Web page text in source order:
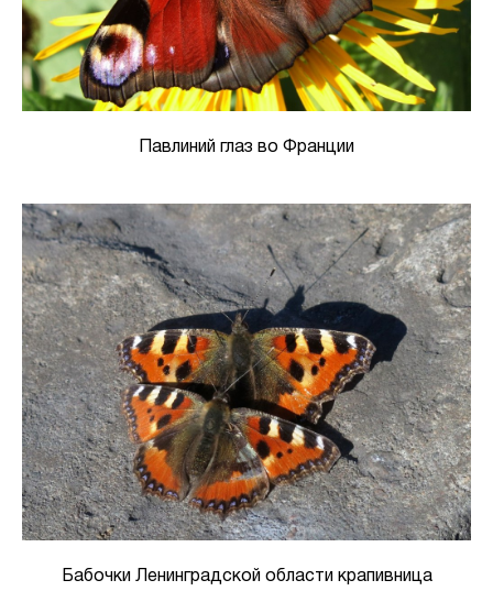
Павлиний глаз во Франции
Бабочки Ленинградской области крапивница